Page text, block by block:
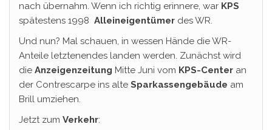
nach übernahm. Wenn ich richtig erinnere, war KPS
spätestens 1998 Alleineigentümer des WR.
Und nun? Mal schauen, in wessen Hände die WR-
Anteile letztenendes landen werden. Zunächst wird
die Anzeigenzeitung Mitte Juni vom KPS-Center an
der Contrescarpe ins alte Sparkassengebäude am
Brill umziehen.
Jetzt zum Verkehr: